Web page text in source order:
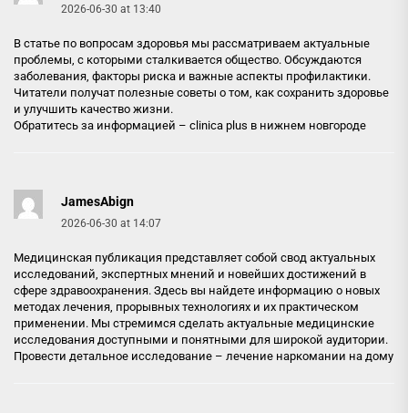
2026-06-30 at 13:40
В статье по вопросам здоровья мы рассматриваем актуальные
проблемы, с которыми сталкивается общество. Обсуждаются
заболевания, факторы риска и важные аспекты профилактики.
Читатели получат полезные советы о том, как сохранить здоровье
и улучшить качество жизни.
Обратитесь за информацией – clinica plus в нижнем новгороде
JamesAbign
2026-06-30 at 14:07
Медицинская публикация представляет собой свод актуальных
исследований, экспертных мнений и новейших достижений в
сфере здравоохранения. Здесь вы найдете информацию о новых
методах лечения, прорывных технологиях и их практическом
применении. Мы стремимся сделать актуальные медицинские
исследования доступными и понятными для широкой аудитории.
Провести детальное исследование – лечение наркомании на дому